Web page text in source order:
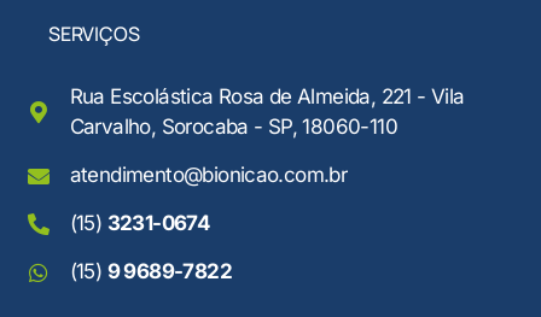
SERVIÇOS
Rua Escolástica Rosa de Almeida, 221 - Vila
Carvalho, Sorocaba - SP, 18060-110
atendimento@bionicao.com.br
(15) 3231-0674
(15) 9 9689-7822